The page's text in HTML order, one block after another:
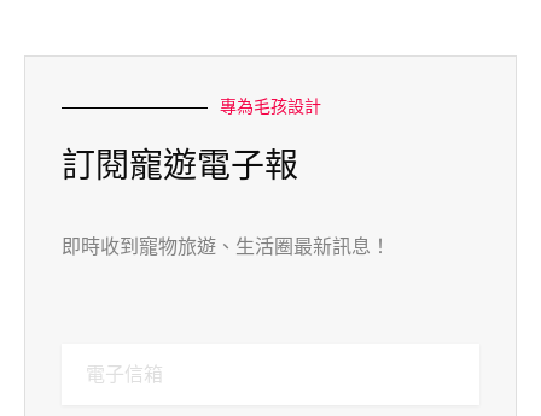
專為毛孩設計
訂閱寵遊電子報
即時收到寵物旅遊、生活圈最新訊息！